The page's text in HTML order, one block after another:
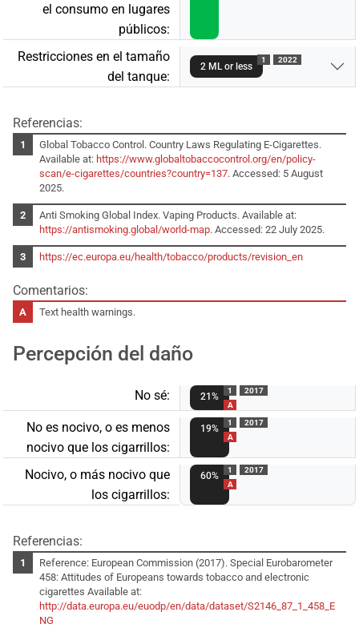
el consumo en lugares
públicos:
Restricciones en el tamaño
del tanque:
2 ML or less
1 2022
Referencias:
Global Tobacco Control. Country Laws Regulating E-Cigarettes.
Available at: https://www.globaltobaccocontrol.org/en/policy-
scan/e-cigarettes/countries?country=137. Accessed: 5 August
2025.
Anti Smoking Global Index. Vaping Products. Available at:
https://antismoking.global/world-map. Accessed: 22 July 2025.
https://ec.europa.eu/health/tobacco/products/revision_en
Comentarios:
Text health warnings.
Percepción del daño
No sé: 21%
1
A
2017
No es nocivo, o es menos
nocivo que los cigarrillos:
19%
1
A
2017
Nocivo, o más nocivo que
los cigarrillos:
60%
1
A
2017
Referencias:
Reference: European Commission (2017). Special Eurobarometer
458: Attitudes of Europeans towards tobacco and electronic
cigarettes Available at:
http://data.europa.eu/euodp/en/data/dataset/S2146_87_1_458_E
NG